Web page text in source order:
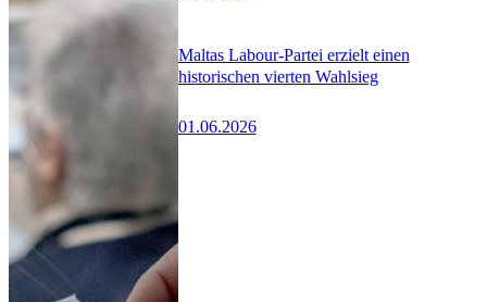
Maltas Labour-Partei erzielt einen
historischen vierten Wahlsieg
01.06.2026